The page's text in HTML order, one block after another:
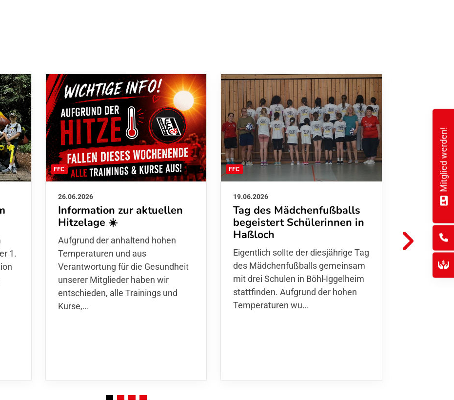
FFC
26.06.2026
Information zur aktuellen
Hitzelage ☀️
Aufgrund der anhaltend hohen
Temperaturen und aus
Verantwortung für die Gesundheit
unserer Mitglieder haben wir
entschieden, alle Trainings und
Kurse,…
FFC
19.06.2026
Tag des Mädchenfußballs
begeistert Schülerinnen in
Haßloch
Eigentlich sollte der diesjährige Tag
des Mädchenfußballs gemeinsam
mit drei Schulen in Böhl-Iggelheim
stattfinden. Aufgrund der hohen
Temperaturen wu…
01.06.2026
Danke
FFC
Hoffmann
Thomas
den
Mitglied werden!